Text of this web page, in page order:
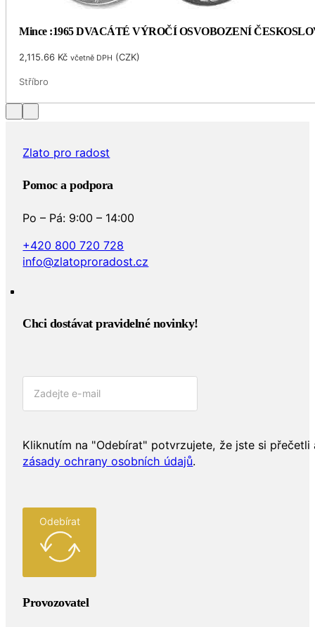
Mince :1965 DVACÁTÉ VÝROČÍ OSVOBOZENÍ
2,115.66 Kč včetně DPH (CZK)
Stříbro
Zlato pro radost
Pomoc a podpora
Po – Pá: 9:00 – 14:00
+420 800 720 728
info@zlatoproradost.cz
Chci dostávat pravidelné novinky!​
Kliknutím na "Odebírat" potvrzujete, že jste si přečetli
zásady ochrany osobních údajů.
Odebírat
Provozovatel